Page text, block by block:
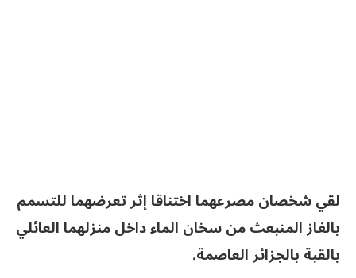
لقي شخصان مصرعهما اختناقا إثر تعرضهما للتسمم
بالغاز المنبعث من سخان الماء داخل منزلهما العائلي
بالقبة بالجزائر العاصمة.